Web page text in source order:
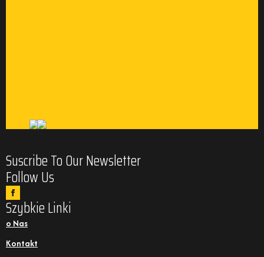
Suscribe To Our Newsletter
Follow Us
Szybkie Linki
o Nas
Kontakt